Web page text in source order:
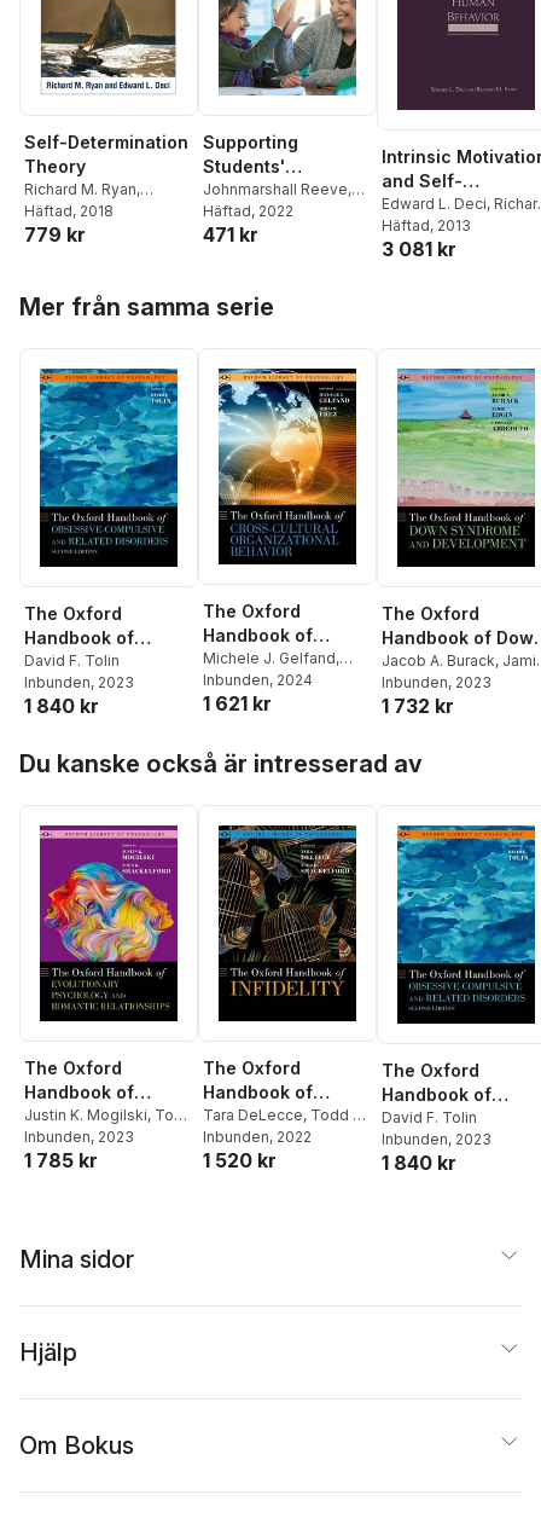
Self-Determination
Theory
Richard M. Ryan,
Edward L. Deci
Häftad, 2018
779 kr
Supporting
Students'
Motivation
Johnmarshall Reeve,
Richard M. Ryan
Hyeon Cheon
Häftad, 2022
471 kr
Intrinsic
and Self-
Determination in
Human Behavior
Edward L. Deci,
M. Ryan
Häftad, 2013
3 081 kr
Mer från samma serie
The Oxford
Handbook of
Obsessive-
Compulsive and
Related Disorders
David F. Tolin
Inbunden, 2023
1 840 kr
The Oxford
Handbook of
Cross-Cultural
Organizational
Behavior
Michele J. Gelfand,
Miriam Erez
Inbunden, 2024
1 621 kr
The Oxford
Handbook of
Syndrome and
Development
Jacob A. Burack,
Edgin,Leonard
Abbeduto
Inbunden, 2023
1 732 kr
Du kanske också är intresserad av
The Oxford
Handbook of
Evolutionary
Psychology and
Romantic
Justin K. Mogilski, Todd
K. Shackelford
Inbunden, 2023
1 785 kr
The Oxford
Handbook of
Infidelity
Tara DeLecce, Todd K.
Shackelford
Inbunden, 2022
1 520 kr
The Oxford
Handbook of
Obsessive-
Compulsive and
Related Disorders
David F. Tolin
Inbunden, 2023
1 840 kr
Mina sidor
Hjälp
Om Bokus